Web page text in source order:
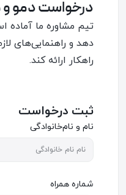
درخواست دمو و
تیم مشاوره ما
دهد و راهنمایی‌های
راهکار ارائه کند.
ثبت درخواست
نام و نام‌خانوادگی
شماره همراه